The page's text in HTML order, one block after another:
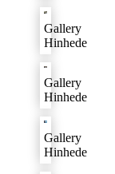
Gallery
Hinhede
Gallery
Hinhede
Gallery
Hinhede